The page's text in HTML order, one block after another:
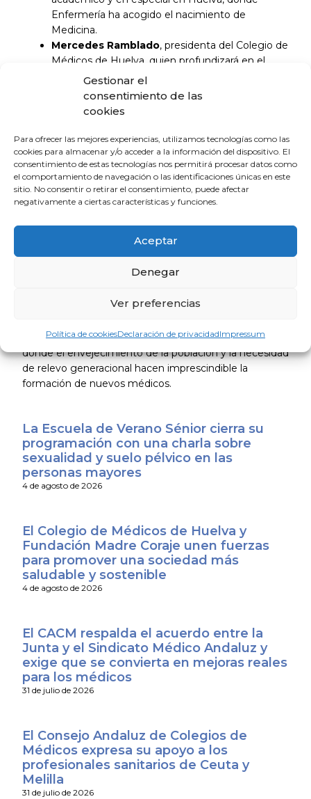
Gestionar el
consentimiento de las
cookies
Para ofrecer las mejores experiencias, utilizamos tecnologías como las
cookies para almacenar y/o acceder a la información del dispositivo. El
consentimiento de estas tecnologías nos permitirá procesar datos como
el comportamiento de navegación o las identificaciones únicas en este
sitio. No consentir o retirar el consentimiento, puede afectar
negativamente a ciertas características y funciones.
Aceptar
Denegar
Ver preferencias
Política de cookiesDeclaración de privacidadImpressum
Enfermería ha acogido el nacimiento de
Medicina.
Mercedes Ramblado, presidenta del Colegio de
Médicos de Huelva, quien profundizará en el
impacto positivo que estos estudios tendrán en
el tejido sanitario de la provincia y en la cobertura
de las necesidades de la población.
Este acto está organizado por el Colegio Oficial de
Médicos de Huelva con la colaboración de
laFundación Caja Rural del Sur, laUniversidad de
Huelva, y la Real Academia de Medicina y Cirugía
de Sevilla. Estas entidades refuerzan con su apoyo la
impulso educativo y social en la provincia.
La reciente puesta en marcha del Grado de Medicina
en la UHU supone un hito histórico para la provincia
educativa de la provincia, sino que puede contribuir
profesionales médicos en la región, en un momento
donde el envejecimiento de la población y la necesidad
de relevo generacional hacen imprescindible la
formación de nuevos médicos.
La Escuela de Verano Sénior cierra su
programación con una charla sobre
sexualidad y suelo pélvico en las
personas mayores
4 de agosto de 2026
El Colegio de Médicos de Huelva y
Fundación Madre Coraje unen fuerzas
para promover una sociedad más
saludable y sostenible
4 de agosto de 2026
El CACM respalda el acuerdo entre la
Junta y el Sindicato Médico Andaluz y
exige que se convierta en mejoras reales
para los médicos
31 de julio de 2026
El Consejo Andaluz de Colegios de
Médicos expresa su apoyo a los
profesionales sanitarios de Ceuta y
Melilla
31 de julio de 2026